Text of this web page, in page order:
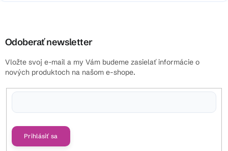
Odoberať newsletter
Vložte svoj e-mail a my Vám budeme zasielať informácie o
nových produktoch na našom e-shope.
Prihlásiť sa